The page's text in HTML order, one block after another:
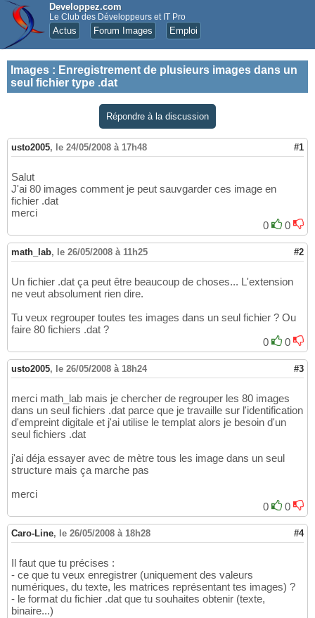
Developpez.com
Le Club des Développeurs et IT Pro
Actus Forum Images Emploi
Images : Enregistrement de plusieurs images dans un
seul fichier type .dat
Répondre à la discussion
usto2005, le 24/05/2008 à 17h48 #1
Salut
J'ai 80 images comment je peut sauvgarder ces image en
fichier .dat
merci
0
0
math_lab, le 26/05/2008 à 11h25 #2
Un fichier .dat ça peut être beaucoup de choses... L'extension
ne veut absolument rien dire.
Tu veux regrouper toutes tes images dans un seul fichier ? Ou
faire 80 fichiers .dat ?
0
0
usto2005, le 26/05/2008 à 18h24 #3
merci math_lab mais je chercher de regrouper les 80 images
dans un seul fichiers .dat parce que je travaille sur l'identification
d'empreint digitale et j'ai utilise le templat alors je besoin d'un
seul fichiers .dat
j'ai déja essayer avec de mètre tous les image dans un seul
structure mais ça marche pas
merci
0
0
Caro-Line, le 26/05/2008 à 18h28 #4
Il faut que tu précises :
- ce que tu veux enregistrer (uniquement des valeurs
numériques, du texte, les matrices représentant tes images) ?
- le format du fichier .dat que tu souhaites obtenir (texte,
binaire...)